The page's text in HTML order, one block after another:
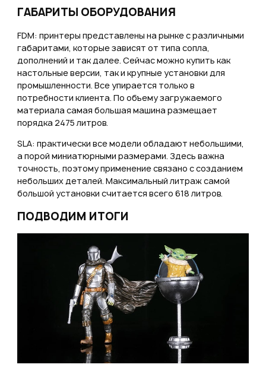
ГАБАРИТЫ ОБОРУДОВАНИЯ
FDM: принтеры представлены на рынке с различными
габаритами, которые зависят от типа сопла,
дополнений и так далее. Сейчас можно купить как
настольные версии, так и крупные установки для
промышленности. Все упирается только в
потребности клиента. По объему загружаемого
материала самая большая машина размещает
порядка 2475 литров.
SLA: практически все модели обладают небольшими,
а порой миниатюрными размерами. Здесь важна
точность, поэтому применение связано с созданием
небольших деталей. Максимальный литраж самой
большой установки считается всего 618 литров.
ПОДВОДИМ ИТОГИ